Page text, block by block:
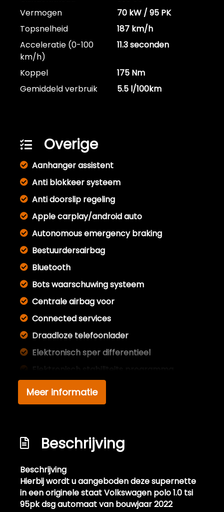
Vermogen
70 kW / 95 PK
Topsnelheid
187 km/h
Acceleratie (0-100
km/h)
11.3 seconden
Koppel
175 Nm
Gemiddeld verbruik
5.5 l/100km
Overige
Aanhanger assistent
Anti blokkeer systeem
Anti doorslip regeling
Apple carplay/android auto
Autonomous emergency braking
Bestuurdersairbag
Bluetooth
Bots waarschuwing systeem
Centrale airbag voor
Connected services
Draadloze telefoonlader
Elektronisch sper differentieel
Elektronisch stabiliteits programma
Hoofd airbag(s) achter
Hoofd airbag(s) voor
Multimedia scherm standaard
Passagiersairbag
Rijstrooksensor met correctie
Schakelpaddles
Volledig digitaal instrumentenpaneel
Meer informatie
Beschrijving
Beschrijving
Hierbij wordt u aangeboden deze supernette
in een originele staat Volkswagen polo 1.0 tsi
95pk dsg automaat van bouwjaar 2022